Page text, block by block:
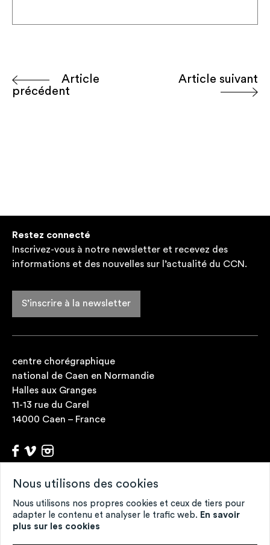
Article
précédent
Article suivant
Restez connecté
Inscrivez-vous à notre newsletter et recevez des
informations et des nouvelles sur l’actualité du CCN.
S’inscrire à la newsletter
centre chorégraphique
national de Caen en Normandie
Halles aux Granges
11-13 rue du Carel
14000 Caen – France
Archives
Fonds de ressources
Contacts
Mentions légales
Crédits
Nous utilisons des cookies
Nous utilisons nos propres cookies et ceux de tiers pour
adapter le contenu et analyser le trafic web. En savoir
plus sur les cookies